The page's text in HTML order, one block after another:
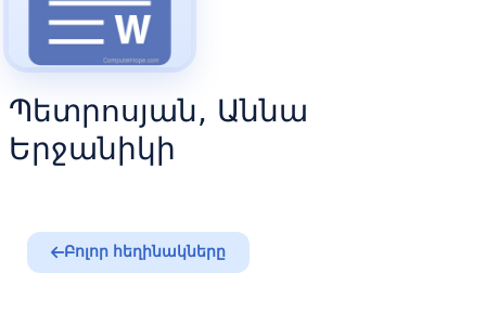
Պետրոսյան, Աննա
Երջանիկի
Բոլոր հեղինակները